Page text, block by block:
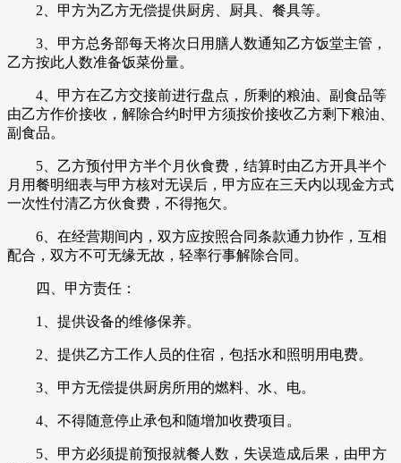
2、甲方为乙方无偿提供厨房、厨具、餐具等。
3、甲方总务部每天将次日用膳人数通知乙方饭堂主管，
乙方按此人数准备饭菜份量。
4、甲方在乙方交接前进行盘点，所剩的粮油、副食品等
由乙方作价接收，解除合约时甲方须按价接收乙方剩下粮油、
副食品。
5、乙方预付甲方半个月伙食费，结算时由乙方开具半个
月用餐明细表与甲方核对无误后，甲方应在三天内以现金方式
一次性付清乙方伙食费，不得拖欠。
6、在经营期间内，双方应按照合同条款通力协作，互相
配合，双方不可无缘无故，轻率行事解除合同。
四、甲方责任：
1、提供设备的维修保养。
2、提供乙方工作人员的住宿，包括水和照明用电费。
3、甲方无偿提供厨房所用的燃料、水、电。
4、不得随意停止承包和随增加收费项目。
5、甲方必须提前预报就餐人数，失误造成后果，由甲方